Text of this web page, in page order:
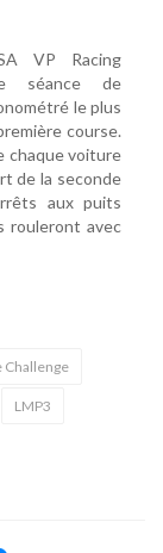
VP Racing
séance de
le plus
course.
chaque voiture
de la seconde
aux puits
rouleront avec
Challenge
LMP3